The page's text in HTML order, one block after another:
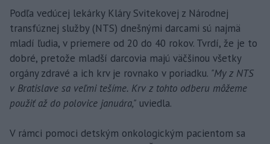
Podľa vedúcej lekárky Kláry Svitekovej z Národnej
transfúznej služby (NTS) dnešnými darcami sú najmä
mladí ľudia, v priemere od 20 do 40 rokov. Tvrdí, že je to
dobré, pretože mladší darcovia majú väčšinou všetky
orgány zdravé a ich krv je rovnako v poriadku. "My z NTS
v Bratislave sa veľmi tešíme. Krv z tohto odberu môžeme
použiť až do polovice januára," uviedla.
V rámci pomoci detským onkologickým pacientom sa